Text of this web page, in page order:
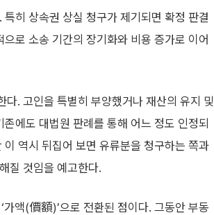
히 상속권 상실 청구가 제기되면 확정 판결
로 소송 기간의 장기화와 비용 증가로 이어
. 고인을 특별히 부양했거나 재산의 유지 및
에도 대법원 판례를 통해 어느 정도 인정되
역시 뒤집어 보면 유류분을 청구하는 쪽과
질 것임을 예고한다.
액(價額)’으로 전환된 점이다. 그동안 부동